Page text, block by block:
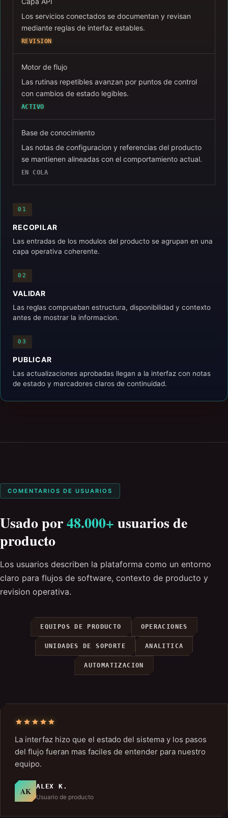
Los servicios conectados se documentan y revisan
mediante reglas de interfaz estables.
REVISION
Motor de flujo
Las rutinas repetibles avanzan por puntos de control
con cambios de estado legibles.
ACTIVO
Base de conocimiento
Las notas de configuracion y referencias del producto
se mantienen alineadas con el comportamiento actual.
EN COLA
01
RECOPILAR
Las entradas de los modulos del producto se agrupan en una
capa operativa coherente.
02
VALIDAR
Las reglas comprueban estructura, disponibilidad y contexto
antes de mostrar la informacion.
03
PUBLICAR
Las actualizaciones aprobadas llegan a la interfaz con notas
de estado y marcadores claros de continuidad.
COMENTARIOS DE USUARIOS
Usado por48.000+usuarios de
producto
Los usuarios describen la plataforma como un entorno
claro para flujos de software, contexto de producto y
revision operativa.
EQUIPOS DE PRODUCTO OPERACIONES
UNIDADES DE SOPORTE ANALITICA
AUTOMATIZACION
La interfaz hizo que el estado del sistema y los pasos
del flujo fueran mas faciles de entender para nuestro
equipo.
AK
ALEX K.
Usuario de producto